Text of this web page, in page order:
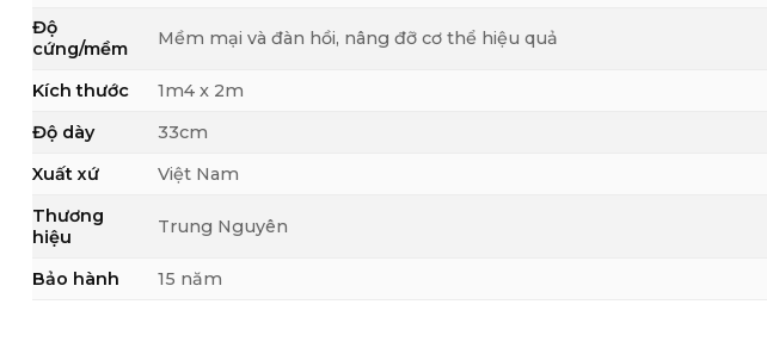
Độ
cứng/mềm
Mềm mại và đàn hồi, nâng đỡ cơ thể hiệu quả
Kích thước
1m4 x 2m
Độ dày
33cm
Xuất xứ
Việt Nam
Thương
hiệu
Trung Nguyên
Bảo hành 15 năm